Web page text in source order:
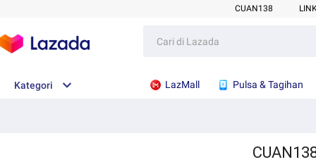
CUAN138
Kategori LazMall Pulsa & Tagihan